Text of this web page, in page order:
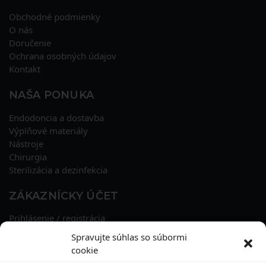
Spravujte súhlas so súbormi
cookie
Obchodné podmienky
O nás
Doručenie
Ochrana osobných údajov
Kontakt
NAŠA PONUKA
Endodoncia a dostavba
Výplňové materiály
Nástroje
Chirurgia
Sterilizácia a dezinfekcia
ZÁKAZNÍCKY ÚČET
Prihlásenie / registrácia